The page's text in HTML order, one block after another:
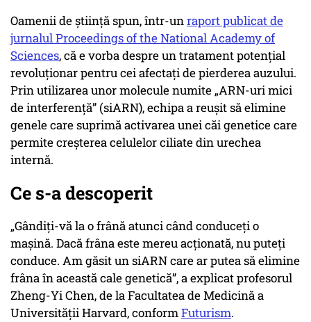
Oamenii de știință spun, într-unraport publicat de
jurnalul Proceedings of the National Academy of
Sciences, că e vorba despre un tratament potențial
revoluționar pentru cei afectați de pierderea auzului.
Prin utilizarea unor molecule numite „ARN-uri mici
de interferență” (siARN), echipa a reușit să elimine
genele care suprimă activarea unei căi genetice care
permite creșterea celulelor ciliate din urechea
internă.
Ce s-a descoperit
„Gândiți-vă la o frână atunci când conduceți o
mașină. Dacă frâna este mereu acționată, nu puteți
conduce. Am găsit un siARN care ar putea să elimine
frâna în această cale genetică”, a explicat profesorul
Zheng-Yi Chen, de la Facultatea de Medicină a
Universității Harvard, conformFuturism.